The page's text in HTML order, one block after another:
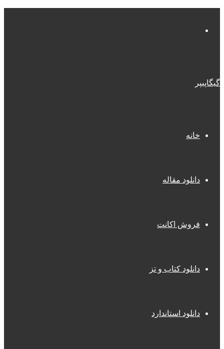
گیگاپیپر
خانه
دانلود مقاله
فروش اکانت
دانلود کتاب و تز
دانلود استاندارد